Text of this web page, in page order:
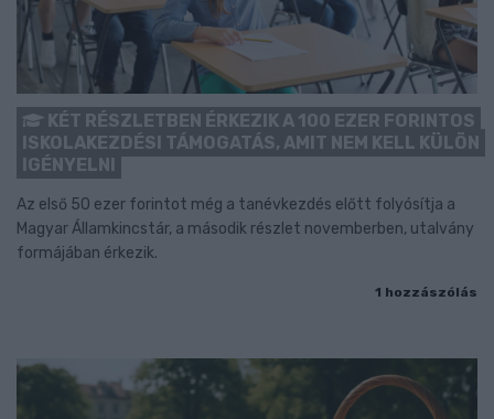
KÉT RÉSZLETBEN ÉRKEZIK A 100 EZER FORINTOS
ISKOLAKEZDÉSI TÁMOGATÁS, AMIT NEM KELL KÜLÖN
IGÉNYELNI
Az első 50 ezer forintot még a tanévkezdés előtt folyósítja a
Magyar Államkincstár, a második részlet novemberben, utalvány
formájában érkezik.
1 hozzászólás